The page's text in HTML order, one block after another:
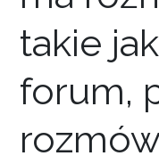
takie
forum,